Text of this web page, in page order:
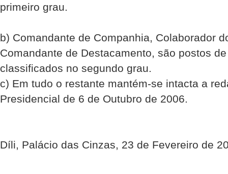
primeiro grau.
b) Comandante de Companhia, Colaborador
Comandante de Destacamento, são postos
classificados no segundo grau.
c) Em tudo o restante mantém-se intacta a
Presidencial de 6 de Outubro de 2006.
Díli, Palácio das Cinzas, 23 de Fevereiro de